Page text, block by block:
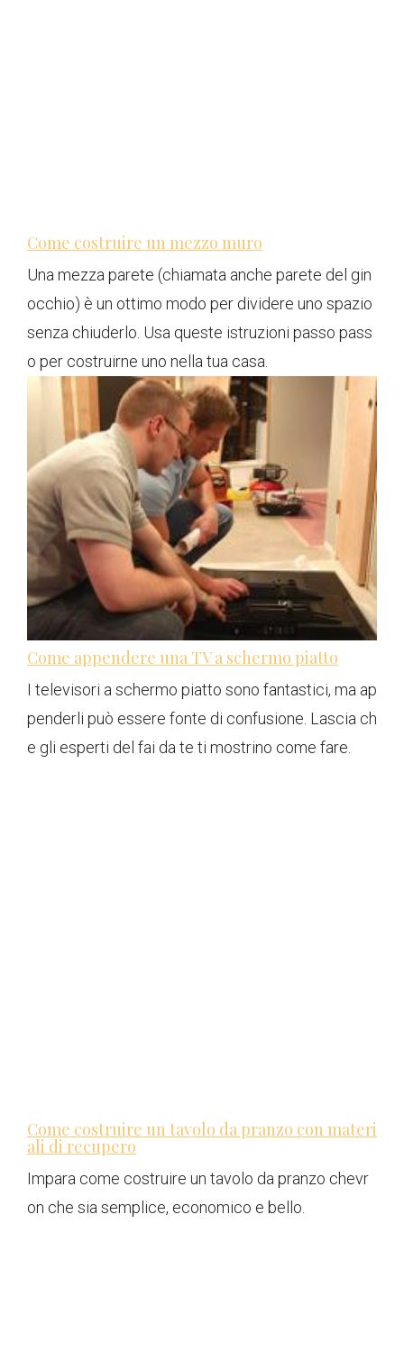
Come costruire un mezzo muro
Una mezza parete (chiamata anche parete del gin
occhio) è un ottimo modo per dividere uno spazio
senza chiuderlo. Usa queste istruzioni passo pass
o per costruirne uno nella tua casa.
Come appendere una TV a schermo piatto
I televisori a schermo piatto sono fantastici, ma ap
penderli può essere fonte di confusione. Lascia ch
e gli esperti del fai da te ti mostrino come fare.
Come costruire un tavolo da pranzo con materi
ali di recupero
Impara come costruire un tavolo da pranzo chevr
on che sia semplice, economico e bello.